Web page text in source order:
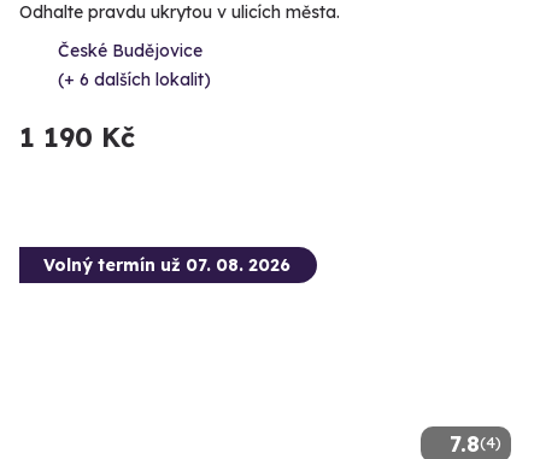
Odhalte pravdu ukrytou v ulicích města.
České Budějovice
(+ 6 dalších lokalit)
1 190 Kč
7.8(4)
Volný termín už 07. 08. 2026